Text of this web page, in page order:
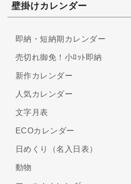
壁掛けカレンダー
即納・短納期カレンダー
売切れ御免！小ﾛｯﾄ即納
新作カレンダー
人気カレンダー
文字月表
ECOカレンダー
日めくり（名入日表）
動物